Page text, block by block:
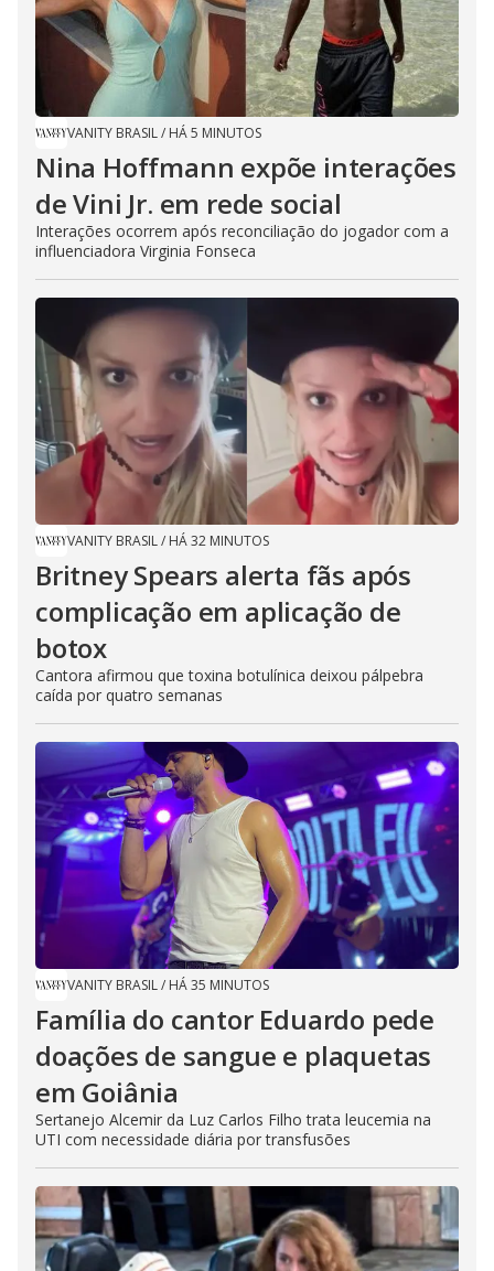
VANITY BRASIL/ HÁ 5 MINUTOS
Nina Hoffmann expõe interações
de Vini Jr. em rede social
Interações ocorrem após reconciliação do jogador com a
influenciadora Virginia Fonseca
VANITY BRASIL/ HÁ 32 MINUTOS
Britney Spears alerta fãs após
complicação em aplicação de
botox
Cantora afirmou que toxina botulínica deixou pálpebra
caída por quatro semanas
VANITY BRASIL/ HÁ 35 MINUTOS
Família do cantor Eduardo pede
doações de sangue e plaquetas
em Goiânia
Sertanejo Alcemir da Luz Carlos Filho trata leucemia na
UTI com necessidade diária por transfusões